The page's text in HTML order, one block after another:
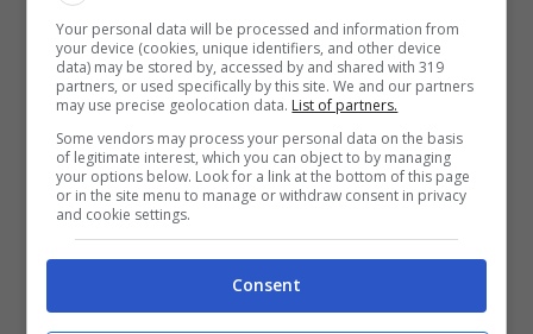
non in prospettiva sentimentale, tra i due
cantanti si è instaurata una piacevolissima
complicità: anche durante gli spezzoni del
pomeridiano, infatti, Angelina e Wax
appaiono spesso insiemee più e più volte
hanno chiarito anchedi volersi molto
Nell’immagine a sinistra, ad
esempio, i due ragazzi sono al piano
Your personal data will be processed and information from
your device (cookies, unique identifiers, and other device
data) may be stored by, accessed by and shared with 319
partners, or used specifically by this site. We and our partners
may use precise geolocation data. List of partners.
Some vendors may process your personal data on the basis
of legitimate interest, which you can object to by managing
your options below. Look for a link at the bottom of this page
or in the site menu to manage or withdraw consent in privacy
and cookie settings.
Consent